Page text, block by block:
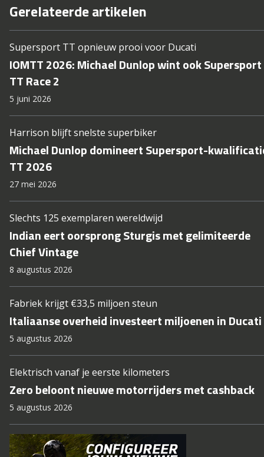
Gerelateerde artikelen
Supersport TT opnieuw prooi voor Ducati
IOMTT 2026: Michael Dunlop wint ook Supersport
TT Race 2
5 juni 2026
Harrison blijft snelste superbiker
Michael Dunlop domineert Supersport-
TT 2026
27 mei 2026
Slechts 125 exemplaren wereldwijd
Indian eert oorsprong Sturgis met gelimiteerde
Chief Vintage
8 augustus 2026
Fabriek krijgt €33,5 miljoen steun
Italiaanse overheid investeert miljoenen in Ducati
5 augustus 2026
Elektrisch vanaf je eerste kilometers
Zero beloont nieuwe motorrijders met cashback
5 augustus 2026